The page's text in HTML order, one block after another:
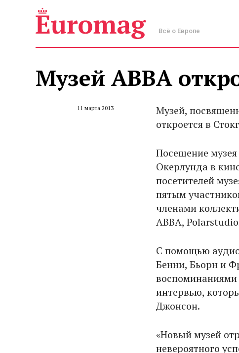
Всё о Европе
Музей ABBA
11 марта 2013
Музей,
откроется в
Посещение
Окерлунда в
посетителей
пятым
членами
ABBA,
С помощью
Бенни, Бьорн и
воспоминаниями
интервью,
Джонсон.
«Новый музей
невероятного